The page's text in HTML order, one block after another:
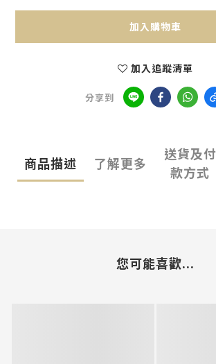
加入購物車
加入追蹤清單
分享到
商品描述 了解更多
送貨及付
款方式
您可能喜歡...